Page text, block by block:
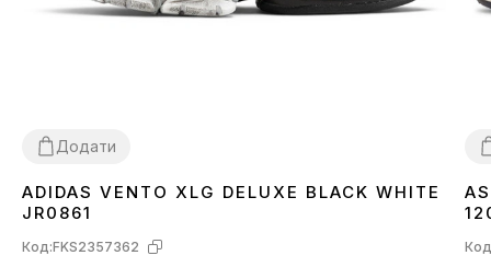
Додати
36 3738 39 4041424344
ADIDAS VENTO XLG DELUXE BLACK WHITE
JR0861
Код:FKS2357362